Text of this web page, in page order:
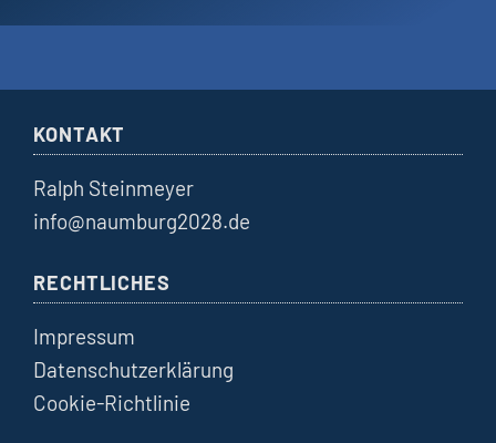
KONTAKT
Ralph Steinmeyer
info@naumburg2028.de
RECHTLICHES
Impressum
Datenschutzerklärung
Cookie-Richtlinie